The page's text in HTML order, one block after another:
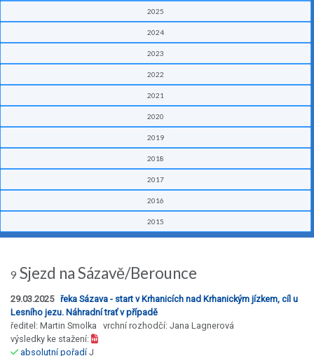
2025
2024
2023
2022
2021
2020
2019
2018
2017
2016
2015
9 Sjezd na Sázavě/Berounce
29.03.2025 řeka Sázava - start v Krhanicích nad Krhanickým jízkem, cíl u
Lesního jezu. Náhradní trať v případě
ředitel: Martin Smolka vrchní rozhodčí: Jana Lagnerová
výsledky ke stažení:
absolutní pořadíJ